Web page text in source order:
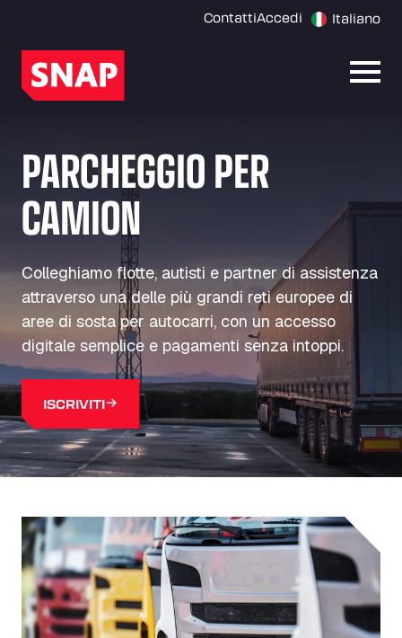
ContattiAccedi Italiano
PARCHEGGIO PER
CAMION
Colleghiamo flotte, autisti e partner di assistenza
attraverso una delle più grandi reti europee di
aree di sosta per autocarri, con un accesso
digitale semplice e pagamenti senza intoppi.
ISCRIVITI